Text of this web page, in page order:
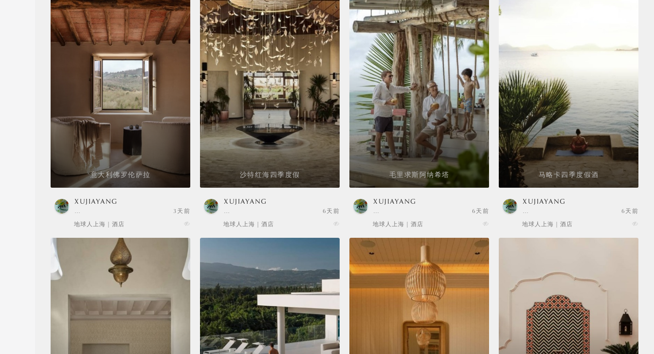
意大利佛罗伦萨拉
XUJIAYANG
…
3天前
地球人上海 | 酒店
沙特红海四季度假
XUJIAYANG
…
6天前
地球人上海 | 酒店
毛里求斯阿纳希塔
XUJIAYANG
…
6天前
地球人上海 | 酒店
马略卡四季度假酒
XUJIAYANG
…
6天前
地球人上海 | 酒店